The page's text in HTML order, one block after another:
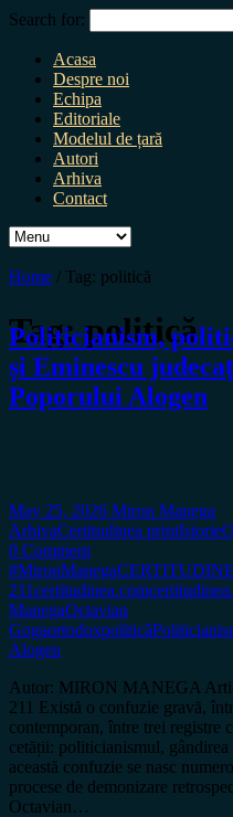
Search for:
Acasa
Despre noi
Echipa
Editoriale
Modelul de țară
Autori
Arhiva
Contact
Home / Tag: politică
Tag:politică
Politicianism,
și Eminescu
Poporului Alogen
May 25, 2026 Miron Manega
ArhivaCertitudinea printIstorie
0 Comment
#MironManega
211certitudinea.com
ManegaOctavian
Gogaortodoxpolitică
Alogen
Autor: MIRON MANEGA
211 Există o confuzie gravă,
contemporan, între trei registre
cetății: politicianismul,
această confuzie se nasc
procese de demonizare
Octavian…